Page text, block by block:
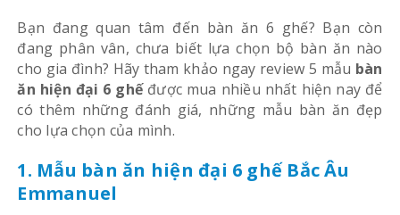
Bạn đang quan tâm đến bàn ăn 6 ghế? Bạn còn
đang phân vân, chưa biết lựa chọn bộ bàn ăn nào
cho gia đình? Hãy tham khảo ngay review 5 mẫu bàn
ăn hiện đại 6 ghếđược mua nhiều nhất hiện nay để
có thêm những đánh giá, những mẫu bàn ăn đẹp
cho lựa chọn của mình.
1. Mẫu bàn ăn hiện đại 6 ghế Bắc Âu
Emmanuel